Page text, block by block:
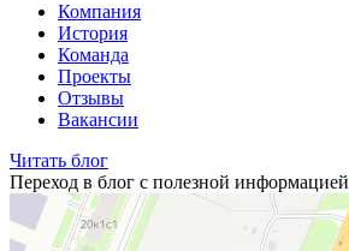
Компания
История
Команда
Проекты
Отзывы
Вакансии
Читать блог
Переход в блог с полезной информацией